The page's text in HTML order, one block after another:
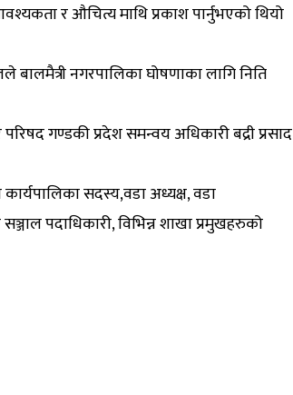
र औचित्य माथि प्रकाश पार्नुभएको थियो
नगरपालिका घोषणाका लागि निति
परिषद गण्डकी प्रदेश समन्वय अधिकारी बद्री प्रसाद
सदस्य,वडा अध्यक्ष, वडा
पदाधिकारी, विभिन्न शाखा प्रमुखहरुको